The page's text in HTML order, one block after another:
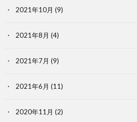
2021年10月 (9)
2021年8月 (4)
2021年7月 (9)
2021年6月 (11)
2020年11月 (2)